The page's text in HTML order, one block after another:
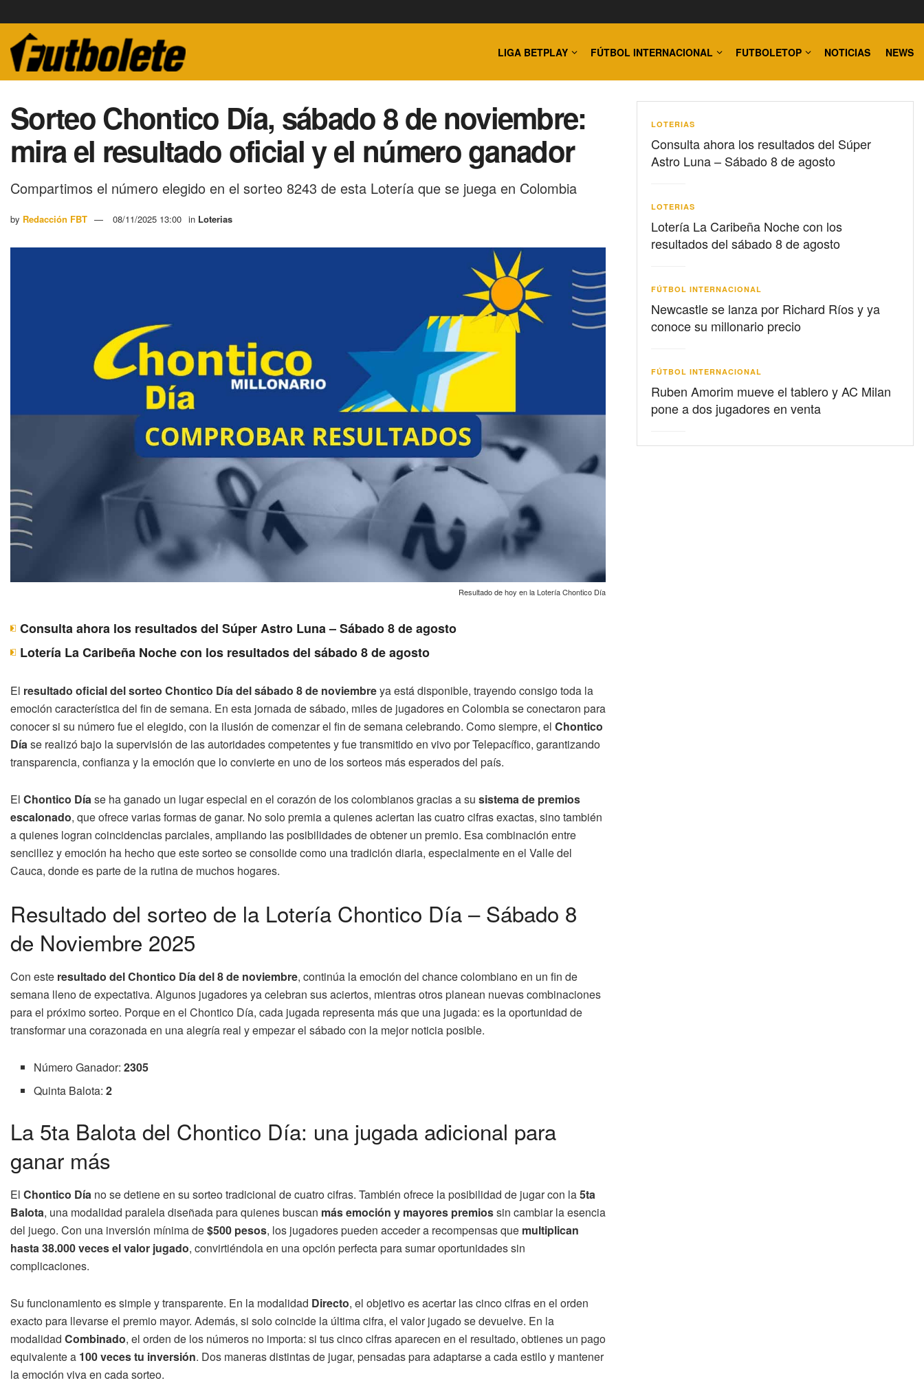
LIGA BETPLAY FÚTBOL INTERNACIONAL FUTBOLETOP NOTICIAS NEWS
Sorteo Chontico Día, sábado 8 de noviembre:
mira el resultado oficial y el número ganador
Compartimos el número elegido en el sorteo 8243 de esta Lotería que se juega en Colombia
by Redacción FBT 08/11/2025 13:00 in Loterias
Resultado de hoy en la Lotería Chontico Día
Consulta ahora los resultados del Súper Astro Luna – Sábado 8 de agosto
Lotería La Caribeña Noche con los resultados del sábado 8 de agosto
El resultado oficial del sorteo Chontico Día del sábado 8 de noviembreya está disponible, trayendo consigo toda la
emoción característica del fin de semana. En esta jornada de sábado, miles de jugadores en Colombia se conectaron para
conocer si su número fue el elegido, con la ilusión de comenzar el fin de semana celebrando. Como siempre, el Chontico
Díase realizó bajo la supervisión de las autoridades competentes y fue transmitido en vivo por Telepacífico, garantizando
transparencia, confianza y la emoción que lo convierte en uno de los sorteos más esperados del país.
El Chontico Díase ha ganado un lugar especial en el corazón de los colombianos gracias a su sistema de premios
escalonado, que ofrece varias formas de ganar. No solo premia a quienes aciertan las cuatro cifras exactas, sino también
a quienes logran coincidencias parciales, ampliando las posibilidades de obtener un premio. Esa combinación entre
sencillez y emoción ha hecho que este sorteo se consolide como una tradición diaria, especialmente en el Valle del
Cauca, donde es parte de la rutina de muchos hogares.
Resultado del sorteo de la Lotería Chontico Día – Sábado 8
de Noviembre 2025
Con este resultado del Chontico Día del 8 de noviembre, continúa la emoción del chance colombiano en un fin de
semana lleno de expectativa. Algunos jugadores ya celebran sus aciertos, mientras otros planean nuevas combinaciones
para el próximo sorteo. Porque en el Chontico Día, cada jugada representa más que una jugada: es la oportunidad de
transformar una corazonada en una alegría real y empezar el sábado con la mejor noticia posible.
Número Ganador:2305
Quinta Balota:2
La 5ta Balota del Chontico Día: una jugada adicional para
ganar más
El Chontico Día no se detiene en su sorteo tradicional de cuatro cifras. También ofrece la posibilidad de jugar con la5ta
Balota, una modalidad paralela diseñada para quienes buscan más emoción y mayores premiossin cambiar la esencia
del juego. Con una inversión mínima de$500 pesos, los jugadores pueden acceder a recompensas que multiplican
hasta 38.000 veces el valor jugado, convirtiéndola en una opción perfecta para sumar oportunidades sin
complicaciones.
Su funcionamiento es simple y transparente. En la modalidad Directo, el objetivo es acertar las cinco cifras en el orden
exacto para llevarse el premio mayor. Además, si solo coincide la última cifra, el valor jugado se devuelve. En la
modalidad Combinado, el orden de los números no importa: si tus cinco cifras aparecen en el resultado, obtienes un pago
equivalente a 100 veces tu inversión. Dos maneras distintas de jugar, pensadas para adaptarse a cada estilo y mantener
la emoción viva en cada sorteo.
LOTERIAS
Consulta ahora los resultados del Súper
Astro Luna – Sábado 8 de agosto
LOTERIAS
Lotería La Caribeña Noche con los
resultados del sábado 8 de agosto
FÚTBOL INTERNACIONAL
Newcastle se lanza por Richard Ríos y ya
conoce su millonario precio
FÚTBOL INTERNACIONAL
Ruben Amorim mueve el tablero y AC Milan
pone a dos jugadores en venta